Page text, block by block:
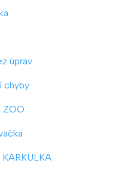
úprav
chyby
ZOO